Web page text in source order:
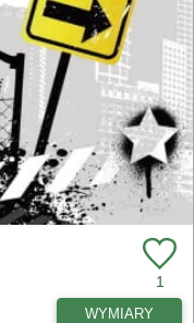
1
WYMIARY